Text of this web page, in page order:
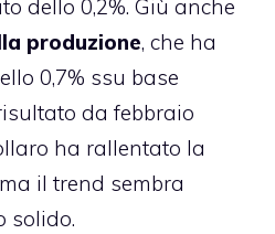
dello 0,2%. Giù anche
produzione, che ha
0,7% ssu base
da febbraio
ha rallentato la
il trend sembra
solido.